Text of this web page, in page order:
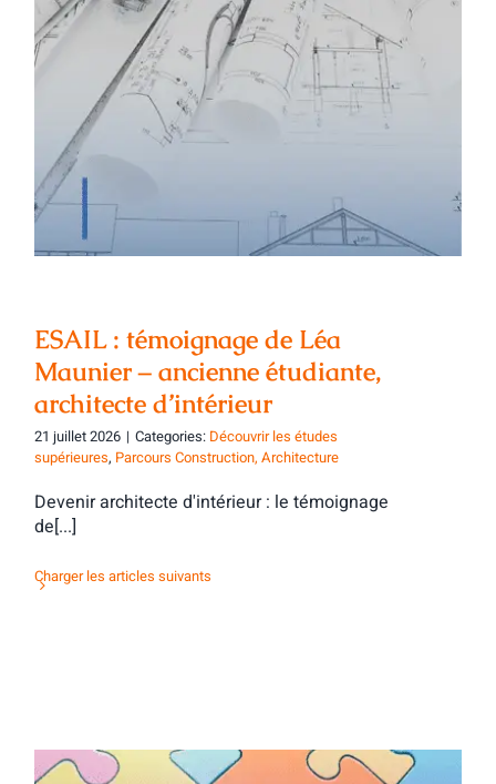
ESAIL : témoignage de Léa Maunier –
ancienne étudiante, architecte
ESAIL : témoignage de Léa
Maunier – ancienne étudiante,
architecte d’intérieur
21 juillet 2026 | Categories: Découvrir les études
supérieures, Parcours Construction, Architecture
Devenir architecte d'intérieur : le témoignage
de[...]
Charger les articles suivants